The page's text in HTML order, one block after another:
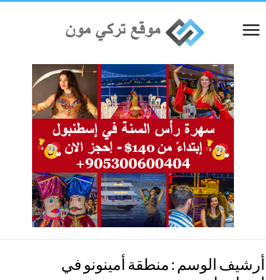
أرشيف الوسم : منطقة أمينونو في